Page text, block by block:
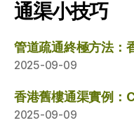
通渠小技巧
管道疏通終極方法：
2025-09-09
香港舊樓通渠實例：
2025-09-09